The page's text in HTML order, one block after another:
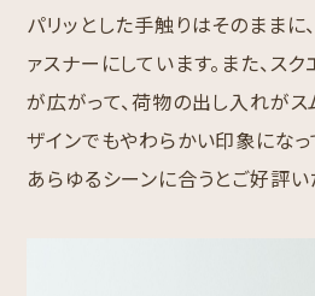
パリッとした手触りはそのままに
ァスナーにしています。また、ス
が広がって、荷物の出し入れがス
ザインでもやわらかい印象になっ
あらゆるシーンに合うとご好評い